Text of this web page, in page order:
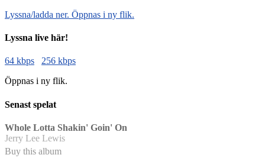
Lyssna/ladda ner. Öppnas i ny flik.
Lyssna live här!
64 kbps
256 kbps
Öppnas i ny flik.
Senast spelat
Whole Lotta Shakin' Goin' On
Jerry Lee Lewis
Buy this album